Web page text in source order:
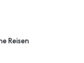
Reisen